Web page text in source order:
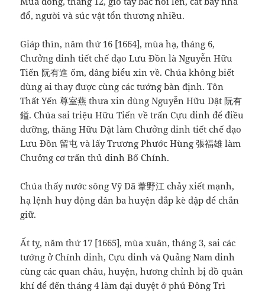
đổ, người và súc vật tổn thương nhiều.
Giáp thìn, năm thứ 16 [1664], mùa hạ, tháng 6,
Chưởng dinh tiết chế đạo Lưu Đồn là Nguyễn Hữu
Tiến 阮有進 ốm, dâng biểu xin về. Chúa không biết
dùng ai thay được cùng các tướng bàn định. Tôn
Thất Yến 尊室燕 thưa xin dùng Nguyễn Hữu Dật 阮有
鎰. Chúa sai triệu Hữu Tiến về trấn Cựu dinh để điều
dưỡng, thăng Hữu Dật làm Chưởng dinh tiết chế đạo
Lưu Đồn 留屯 và lấy Trương Phước Hùng 張福雄 làm
Chưởng cơ trấn thủ dinh Bố Chính.
Chúa thấy nước sông Vỹ Dã 葦野江 chảy xiết mạnh,
hạ lệnh huy động dân ba huyện đắp kè đập để chắn
giữ.
Ất tỵ, năm thứ 17 [1665], mùa xuân, tháng 3, sai các
tướng ở Chính dinh, Cựu dinh và Quảng Nam dinh
cùng các quan châu, huyện, hương chỉnh bị đồ quân
khí để đến tháng 4 làm đại duyệt ở phủ Đông Trì